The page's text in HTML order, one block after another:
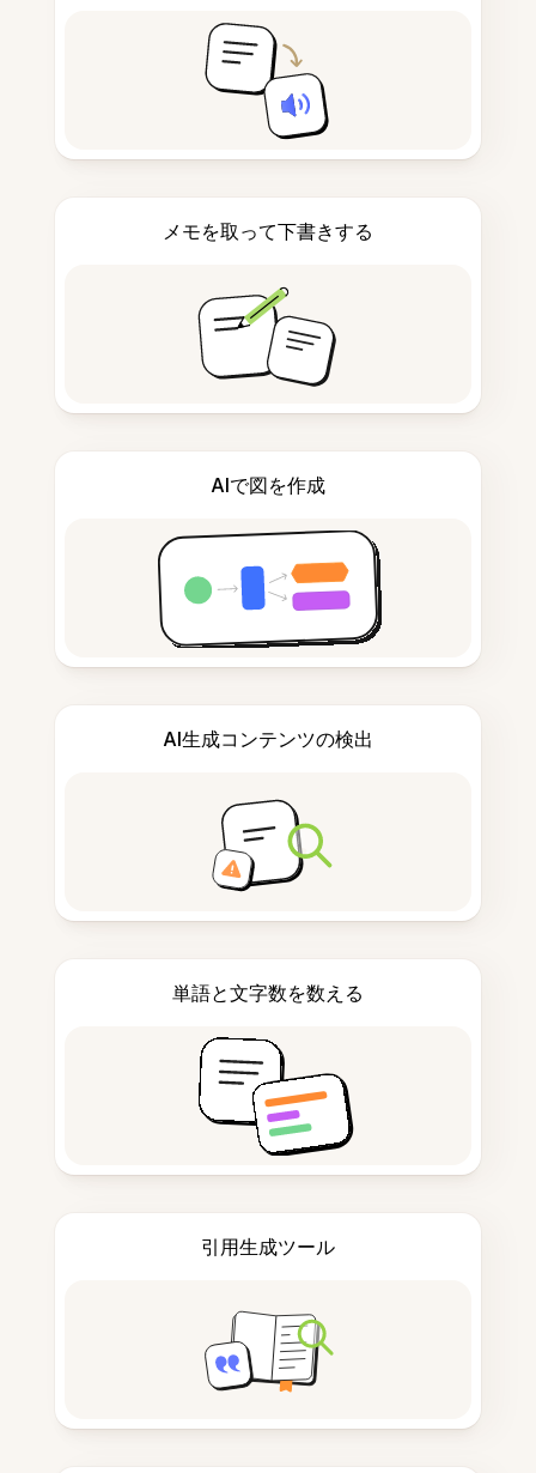
メモを取って下書きする
AIで図を作成
AI生成コンテンツの検出
単語と文字数を数える
引用生成ツール